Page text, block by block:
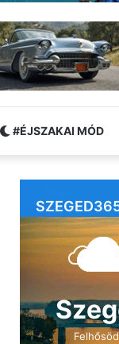
#ÉJSZAKAI MÓD